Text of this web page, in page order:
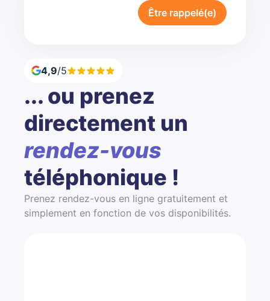
Être rappelé(e)
4,9/5
... ou prenez
directement un
rendez-vous
téléphonique !
Prenez rendez-vous en ligne gratuitement et
simplement en fonction de vos disponibilités.